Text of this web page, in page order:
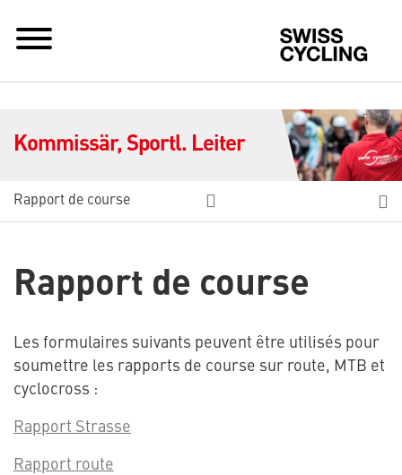
Kommissär, Sportl. Leiter
Rapport de course
Rapport de course
Les formulaires suivants peuvent être utilisés pour
soumettre les rapports de course sur route, MTB et
cyclocross :
Rapport Strasse
Rapport route